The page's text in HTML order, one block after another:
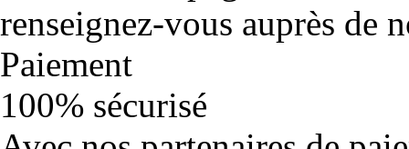
renseignez-vous auprès de
Paiement
100% sécurisé